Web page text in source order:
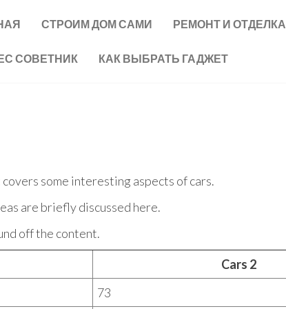
СТРОИМ ДОМ САМИ РЕМОНТ И ОТДЕЛКА
СОВЕТНИК КАК ВЫБРАТЬ ГАДЖЕТ
some interesting aspects of cars.
are briefly discussed here.
off the content.
Cars 2
73